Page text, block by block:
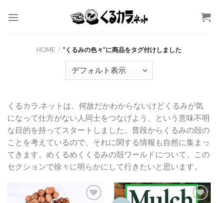
HOME / “くるみの色々”に商品をタグ付けしました
くるカラ.ネットは、何故だかわからないけどくるみが気
になって仕方がない人同士をつなげよう、という意味不明
な目的を持ってスタートしました。普段からくるみの殻の
ことを考えているので、それに関する情報も自然に集まっ
てきます。めくるめくくるみの殻ワールドについて、この
セクションで徐々に明らかにして行きたいと思います。